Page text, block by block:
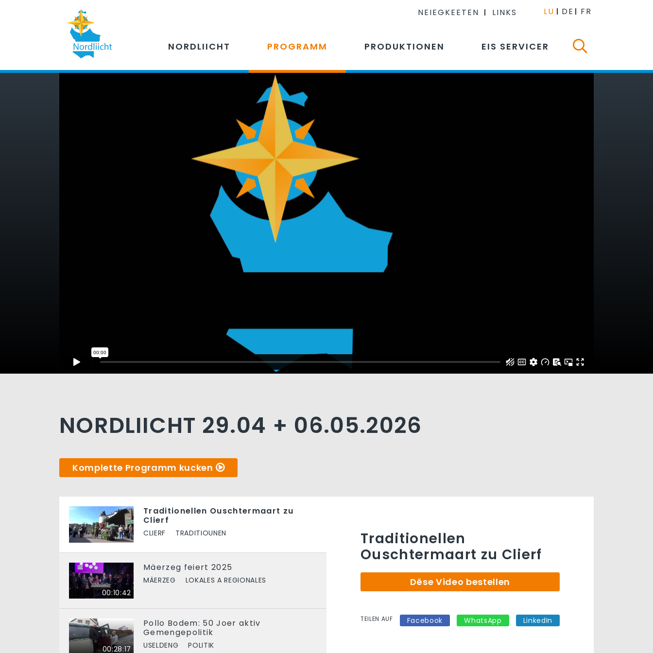
NEIEGKEETEN LINKS LU DE FR
NORDLIICHT PROGRAMM PRODUKTIONEN EIS SERVICER
NORDLIICHT 29.04 + 06.05.2026
Komplette Programm kucken
Traditionellen Ouschtermaart zu
Clierf
CLIERF TRADITIOUNEN
00:10:42
Mäerzeg feiert 2025
MÄERZEG LOKALES A REGIONALES
00:28:17
Pollo Bodem: 50 Joer aktiv
Gemengepolitik
USELDENG POLITIK
Traditionellen
Ouschtermaart zu Clierf
Dëse Video bestellen
TEILEN AUF Facebook WhatsApp LinkedIn